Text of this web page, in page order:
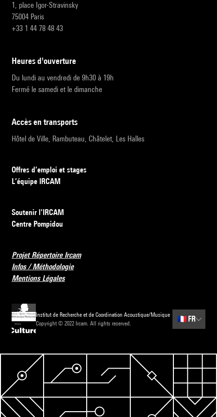
1, place Igor-Stravinsky
75004 Paris
+33 1 44 78 48 43
heures d'ouverture
Du lundi au vendredi de 9h30 à 19h
Fermé le samedi et le dimanche
accès en transports
Hôtel de Ville, Rambuteau, Châtelet, Les Halles
Offres d’emploi et stages
L’équipe IRCAM
Soutenir l’IRCAM
Centre Pompidou
Projet Répertoire Ircam
Infos / Méthodologie
Mentions Légales
Institut de Recherche et de Coordination Acoustique/Musique
Copyright © 2022 Ircam. All rights reserved.
🇫🇷 FR